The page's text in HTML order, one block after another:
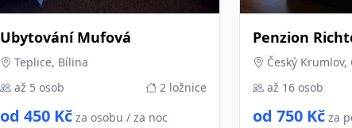
Ubytování Mufová
Teplice, Bílina
až 5 osob
2 ložnice
od 450 Kč za osobu / za noc
Penzion
Český Krumlov,
až 16 osob
od 750 Kč za